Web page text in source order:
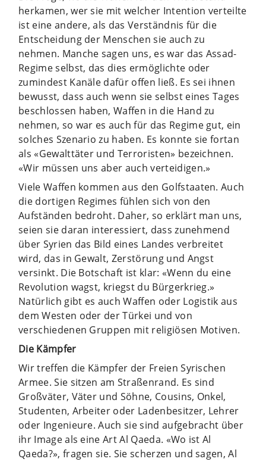
herkamen, wer sie mit welcher Intention verteilte
ist eine andere, als das Verständnis für die
Entscheidung der Menschen sie auch zu
nehmen. Manche sagen uns, es war das Assad-
Regime selbst, das dies ermöglichte oder
zumindest Kanäle dafür offen ließ. Es sei ihnen
bewusst, dass auch wenn sie selbst eines Tages
beschlossen haben, Waffen in die Hand zu
nehmen, so war es auch für das Regime gut, ein
solches Szenario zu haben. Es konnte sie fortan
als «Gewalttäter und Terroristen» bezeichnen.
«Wir müssen uns aber auch verteidigen.»
Viele Waffen kommen aus den Golfstaaten. Auch
die dortigen Regimes fühlen sich von den
Aufständen bedroht. Daher, so erklärt man uns,
seien sie daran interessiert, dass zunehmend
über Syrien das Bild eines Landes verbreitet
wird, das in Gewalt, Zerstörung und Angst
versinkt. Die Botschaft ist klar: «Wenn du eine
Revolution wagst, kriegst du Bürgerkrieg.»
Natürlich gibt es auch Waffen oder Logistik aus
dem Westen oder der Türkei und von
verschiedenen Gruppen mit religiösen Motiven.
Die Kämpfer
Wir treffen die Kämpfer der Freien Syrischen
Armee. Sie sitzen am Straßenrand. Es sind
Großväter, Väter und Söhne, Cousins, Onkel,
Studenten, Arbeiter oder Ladenbesitzer, Lehrer
oder Ingenieure. Auch sie sind aufgebracht über
ihr Image als eine Art Al Qaeda. «Wo ist Al
Qaeda?», fragen sie. Sie scherzen und sagen, Al